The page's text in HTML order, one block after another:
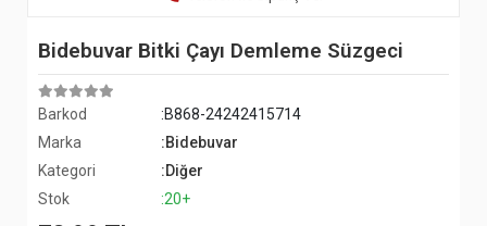
Bidebuvar Bitki Çayı Demleme Süzgeci
Barkod
:B868-24242415714
Marka
:Bidebuvar
Kategori
:Diğer
Stok
:20+